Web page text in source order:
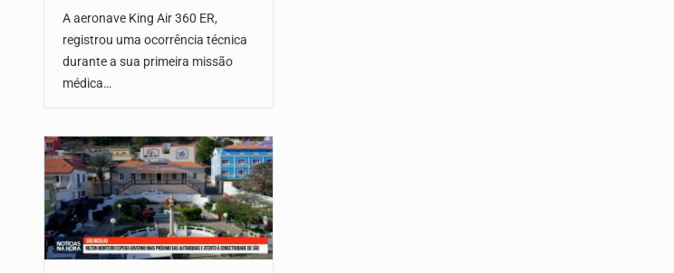
A aeronave King Air 360 ER,
registrou uma ocorrência técnica
durante a sua primeira missão
médica…